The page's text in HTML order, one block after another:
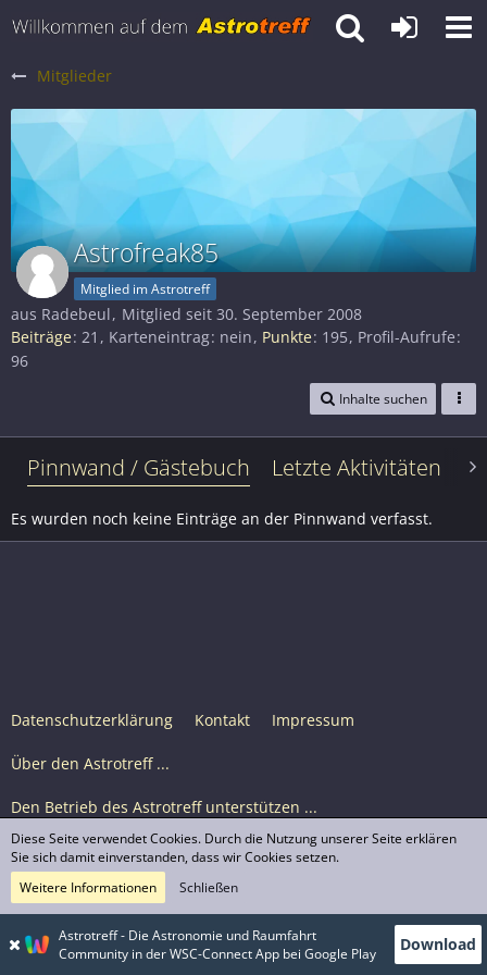
Mitglieder
Astrofreak85
Mitglied im Astrotreff
aus Radebeul
Mitglied seit 30. September 2008
Beiträge 21 Karteneintrag nein Punkte 195 Profil-Aufrufe
96
Inhalte suchen
Pinnwand / Gästebuch Letzte Aktivitäten
Es wurden noch keine Einträge an der Pinnwand verfasst.
Datenschutzerklärung Kontakt Impressum
Über den Astrotreff ...
Den Betrieb des Astrotreff unterstützen ...
Nutzungsbedingungen
© Astrotreff 2001-2026, lizenziert unter CC BY-SA,
sofern für einzelne Inhalte nicht anders angegeben
Astrotreff - Die Astronomie und Raumfahrt
Community in der WSC-Connect App bei Google Play
Download
Diese Seite verwendet Cookies. Durch die Nutzung unserer Seite erklären
Sie sich damit einverstanden, dass wir Cookies setzen.
Weitere Informationen
Schließen